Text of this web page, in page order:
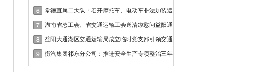
常德直属二大队：召开摩托车、电动车非法加装遮
湖南省总工会、省交通运输工会送清凉慰问益阳通
益阳大通湖区交通运输局成立临时党支部引领交通
衡汽集团祁东分公司：推进安全生产专项整治三年